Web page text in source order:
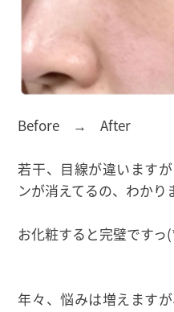
Before → After
若干、目線が違います
ンが消えてるの、わかり
お化粧すると完璧です
年々、悩みは増えます